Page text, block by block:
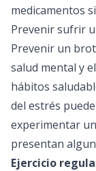
medicamentos
Prevenir sufrir
Prevenir un
salud mental y
hábitos
del estrés
experimentar
presentan
Ejercicio